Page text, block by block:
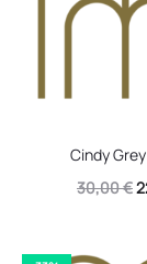
Cindy
30,00€